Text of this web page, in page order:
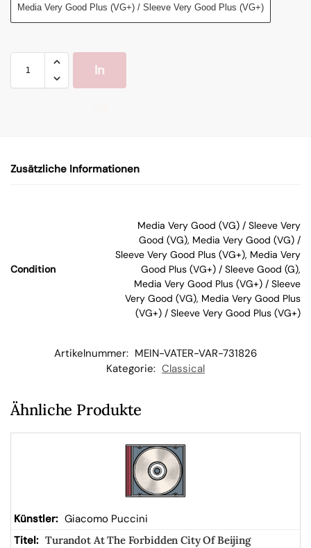
Media Very Good Plus (VG+) / Sleeve Very Good Plus (VG+)
In
W
Zusätzliche Informationen
Condition
Media Very Good (VG) / Sleeve Very
Good (VG), Media Very Good (VG) /
Sleeve Very Good Plus (VG+), Media Very
Good Plus (VG+) / Sleeve Good (G),
Media Very Good Plus (VG+) / Sleeve
Very Good (VG), Media Very Good Plus
(VG+) / Sleeve Very Good Plus (VG+)
Artikelnummer: MEIN-VATER-VAR-731826
Kategorie: Classical
Ähnliche Produkte
Giacomo Puccini
Turandot At The Forbidden City Of Beijing